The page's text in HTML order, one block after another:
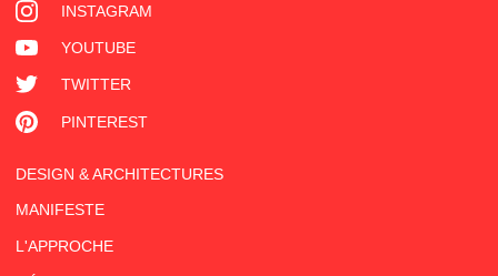
DESIGN & ARCHITECTURES
MANIFESTE
L'APPROCHE
INSTAGRAM
YOUTUBE
TWITTER
PINTEREST